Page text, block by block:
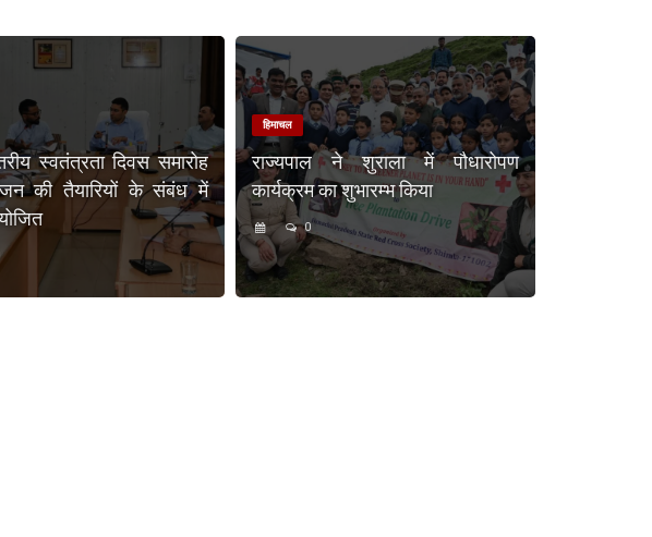
स्वतंत्रता दिवस समारोह
की तैयारियों के संबंध में
हिमाचल
राज्यपाल ने शुराला में पौधारोपण
कार्यक्रम का शुभारम्भ किया
0